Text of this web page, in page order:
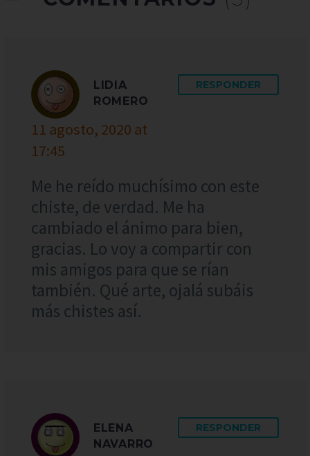
LIDIA
ROMERO
11 agosto, 2020 at
17:45
RESPONDER
Me he reído muchísimo con este
chiste, de verdad. Me ha
cambiado el ánimo para bien,
gracias. Lo voy a compartir con
mis amigos para que se rían
también. Qué arte, ojalá subáis
más chistes así.
ELENA
NAVARRO
RESPONDER